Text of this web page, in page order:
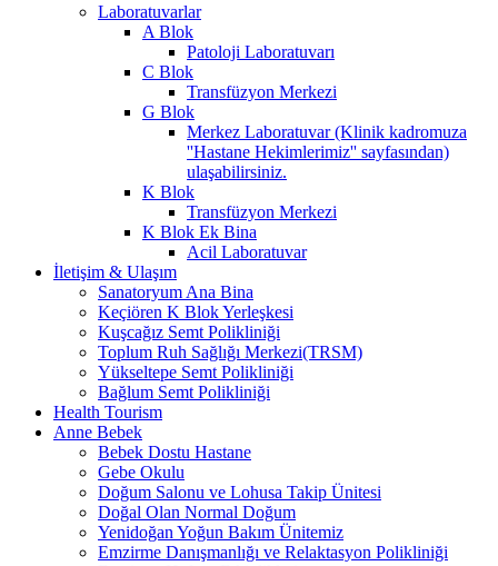
Laboratuvarlar
A Blok
Patoloji Laboratuvarı
C Blok
Transfüzyon Merkezi
G Blok
Merkez Laboratuvar (Klinik kadromuza
''Hastane Hekimlerimiz'' sayfasından)
ulaşabilirsiniz.
K Blok
Transfüzyon Merkezi
K Blok Ek Bina
Acil Laboratuvar
İletişim & Ulaşım
Sanatoryum Ana Bina
Keçiören K Blok Yerleşkesi
Kuşcağız Semt Polikliniği
Toplum Ruh Sağlığı Merkezi(TRSM)
Yükseltepe Semt Polikliniği
Bağlum Semt Polikliniği
Health Tourism
Anne Bebek
Bebek Dostu Hastane
Gebe Okulu
Doğum Salonu ve Lohusa Takip Ünitesi
Doğal Olan Normal Doğum
Yenidoğan Yoğun Bakım Ünitemiz
Emzirme Danışmanlığı ve Relaktasyon Polikliniği